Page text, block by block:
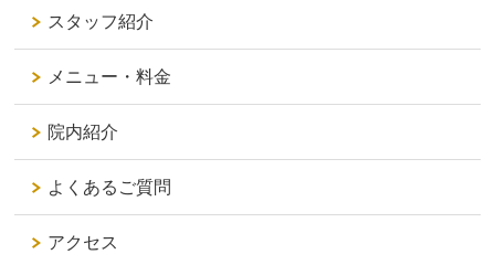
スタッフ紹介
メニュー・料金
院内紹介
よくあるご質問
アクセス